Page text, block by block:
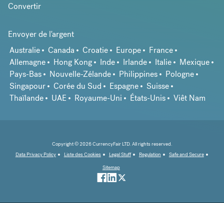
Convertir
Envoyer de l'argent
Australie
Canada Croatie Europe
France
Allemagne
Hong Kong Inde Irlande Italie
Mexique
Pays-Bas
Nouvelle-Zélande Philippines
Pologne
Singapour
Corée du Sud Espagne
Suisse
Thaïlande
UAE Royaume-Uni États-Unis Viêt Nam
Copyright © 2026 CurrencyFair LTD. All rights reserved.
Data Privacy Policy
Liste des Cookies Legal Stuff Regulation
Safe and Secure
Sitemap